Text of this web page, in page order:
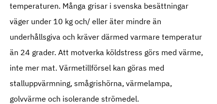
temperaturen. Många grisar i svenska besättningar
väger under 10 kg och/ eller äter mindre än
underhållsgiva och kräver därmed varmare temperatur
än 24 grader. Att motverka köldstress görs med värme,
inte mer mat. Värmetillförsel kan göras med
stalluppvärmning, smågrishörna, värmelampa,
golvvärme och isolerande strömedel.